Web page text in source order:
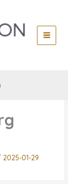
2025-01-29